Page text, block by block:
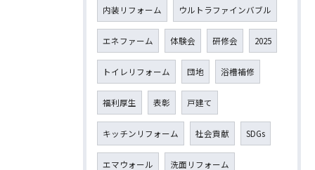
内装リフォーム ウルトラファインバブル
エネファーム 体験会 研修会 2025
トイレリフォーム 団地 浴槽補修
福利厚生 表彰 戸建て
キッチンリフォーム 社会貢献 SDGs
エマウォール 洗面リフォーム